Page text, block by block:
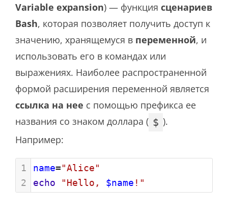
Variable expansion) — функция сценариев
Bash, которая позволяет получить доступ к
значению, хранящемуся в переменной, и
использовать его в командах или
выражениях. Наиболее распространенной
формой расширения переменной является
ссылка на нее с помощью префикса ее
названия со знаком доллара ( $ ).
Например:
1 name="Alice"
2
echo "Hello, $name !"